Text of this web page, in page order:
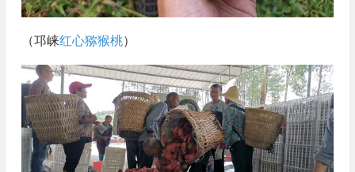
（邛崃红心猕猴桃）